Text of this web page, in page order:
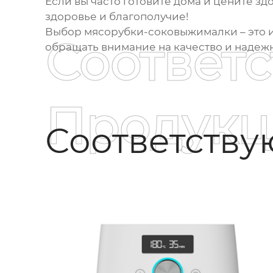
здоровье и благополучие!
Выбор мясорубки-соковыжималки – это
обращать внимание на качество и